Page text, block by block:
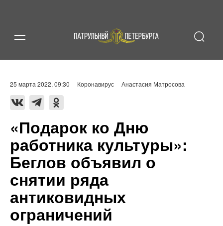
25 марта 2022, 09:30 Коронавирус Анастасия Матросова
«Подарок ко Дню
работника культуры»:
Беглов объявил о
снятии ряда
антиковидных
ограничений